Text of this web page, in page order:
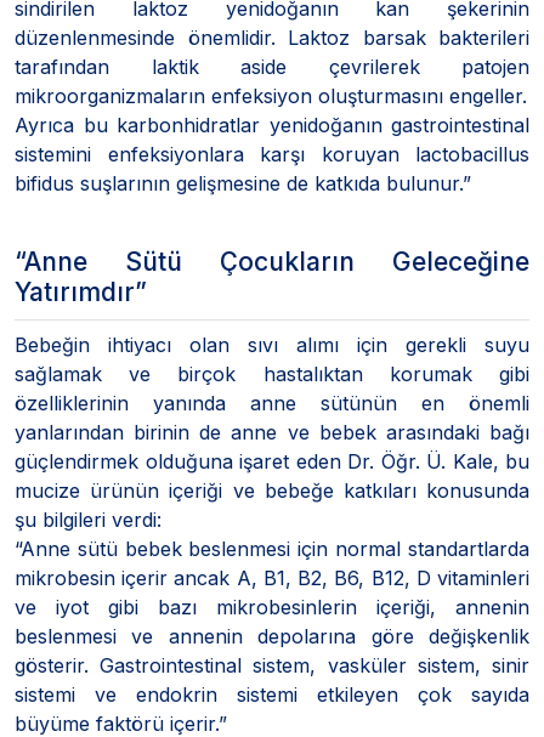
sindirilen laktoz yenidoğanın kan şekerinin
düzenlenmesinde önemlidir. Laktoz barsak bakterileri
tarafından laktik aside çevrilerek patojen
mikroorganizmaların enfeksiyon oluşturmasını engeller.
Ayrıca bu karbonhidratlar yenidoğanın gastrointestinal
sistemini enfeksiyonlara karşı koruyan lactobacillus
bifidus suşlarının gelişmesine de katkıda bulunur.”
“Anne Sütü Çocukların Geleceğine
Yatırımdır”
Bebeğin ihtiyacı olan sıvı alımı için gerekli suyu
sağlamak ve birçok hastalıktan korumak gibi
özelliklerinin yanında anne sütünün en önemli
yanlarından birinin de anne ve bebek arasındaki bağı
güçlendirmek olduğuna işaret eden Dr. Öğr. Ü. Kale, bu
mucize ürünün içeriği ve bebeğe katkıları konusunda
şu bilgileri verdi:
“Anne sütü bebek beslenmesi için normal standartlarda
mikrobesin içerir ancak A, B1, B2, B6, B12, D vitaminleri
ve iyot gibi bazı mikrobesinlerin içeriği, annenin
beslenmesi ve annenin depolarına göre değişkenlik
gösterir. Gastrointestinal sistem, vasküler sistem, sinir
sistemi ve endokrin sistemi etkileyen çok sayıda
büyüme faktörü içerir.”